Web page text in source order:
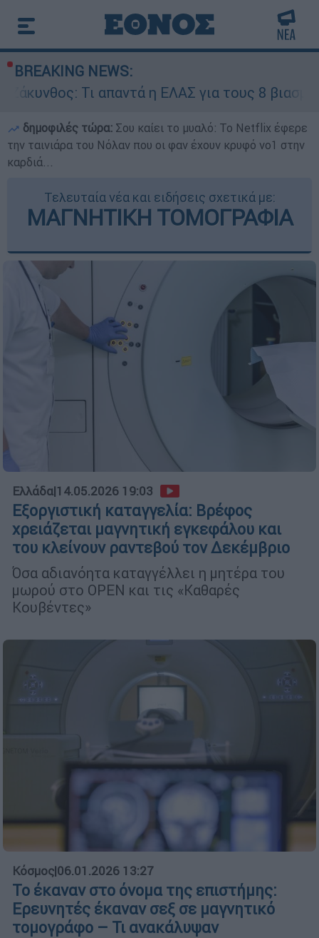
BREAKING NEWS:
Τι απαντά η ΕΛΑΣ για τους 8 βιασμούς
δημοφιλές τώρα: Σου καίει το μυαλό: Το Netflix έφερε
την ταινιάρα του Νόλαν που οι φαν έχουν κρυφό νο1 στην
καρδιά...
Τελευταία νέα και ειδήσεις σχετικά με:
ΜΑΓΝΗΤΙΚΗ ΤΟΜΟΓΡΑΦΙΑ
Ελλάδα|14.05.2026 19:03
Εξοργιστική καταγγελία: Βρέφος
χρειάζεται μαγνητική εγκεφάλου και
του κλείνουν ραντεβού τον Δεκέμβριο
Όσα αδιανόητα καταγγέλλει η μητέρα του
μωρού στο OPEN και τις «Καθαρές
Κουβέντες»
Κόσμος|06.01.2026 13:27
Το έκαναν στο όνομα της επιστήμης:
Ερευνητές έκαναν σεξ σε μαγνητικό
τομογράφο – Τι ανακάλυψαν